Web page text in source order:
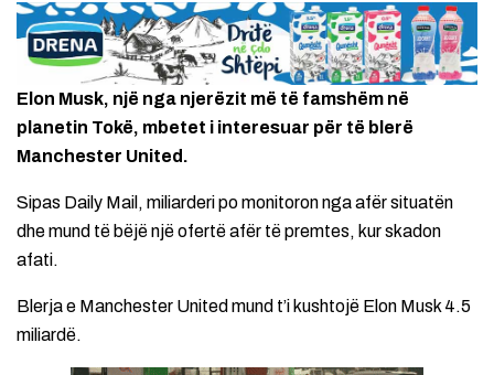
Elon Musk, një nga njerëzit më të famshëm në
planetin Tokë, mbetet i interesuar për të blerë
Manchester United.
Sipas Daily Mail, miliarderi po monitoron nga afër situatën
dhe mund të bëjë një ofertë afër të premtes, kur skadon
afati.
Blerja e Manchester United mund t’i kushtojë Elon Musk 4.5
miliardë.